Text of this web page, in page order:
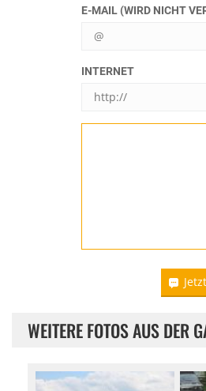
E-MAIL (WIRD NICHT
INTERNET
WEITERE FOTOS AUS DER